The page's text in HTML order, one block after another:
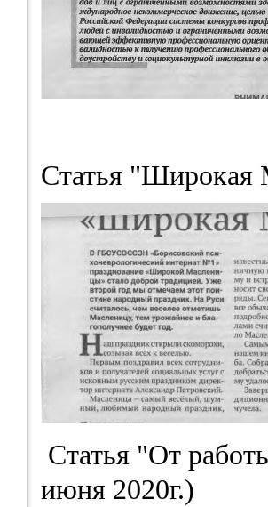
Статья "Широкая
Статья "От
июня 2020г.)